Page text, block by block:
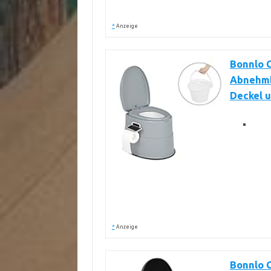
* Anzeige
Bonnlo
Deckel
* Anzeige
Bonnlo